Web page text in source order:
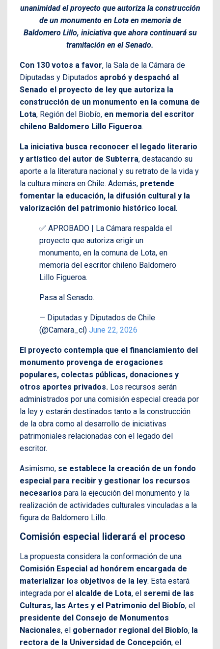
unanimidad el proyecto que autoriza la construcción
de un monumento en Lota en memoria de
Baldomero Lillo, iniciativa que ahora continuará su
tramitación en el Senado.
Con 130 votos a favor, la Sala de la Cámara de
Diputadas y Diputados aprobó y despachó al
Senado el proyecto de ley que autoriza la
construcción de un monumento en la comuna de
Lota, Región del Biobío, en memoria del escritor
chileno Baldomero Lillo Figueroa.
La iniciativa busca reconocer el legado literario
y artístico del autor de Subterra, destacando su
aporte a la literatura nacional y su retrato de la vida y
la cultura minera en Chile. Además, pretende
fomentar la educación, la difusión cultural y la
valorización del patrimonio histórico local.
✅ APROBADO | La Cámara respalda el
proyecto que autoriza erigir un
monumento, en la comuna de Lota, en
memoria del escritor chileno Baldomero
Lillo Figueroa.
Pasa al Senado.
— Diputadas y Diputados de Chile
(@Camara_cl) June 22, 2026
El proyecto contempla que el financiamiento del
monumento provenga de erogaciones
populares, colectas públicas, donaciones y
otros aportes privados. Los recursos serán
administrados por una comisión especial creada por
la ley y estarán destinados tanto a la construcción
de la obra como al desarrollo de iniciativas
patrimoniales relacionadas con el legado del
escritor.
Asimismo, se establece la creación de un fondo
especial para recibir y gestionar los recursos
necesarios para la ejecución del monumento y la
realización de actividades culturales vinculadas a la
figura de Baldomero Lillo.
Comisión especial liderará el proceso
La propuesta considera la conformación de una
Comisión Especial ad honórem encargada de
materializar los objetivos de la ley. Esta estará
integrada por el alcalde de Lota, el seremi de las
Culturas, las Artes y el Patrimonio del Biobío, el
presidente del Consejo de Monumentos
Nacionales, el gobernador regional del Biobío, la
rectora de la Universidad de Concepción, el